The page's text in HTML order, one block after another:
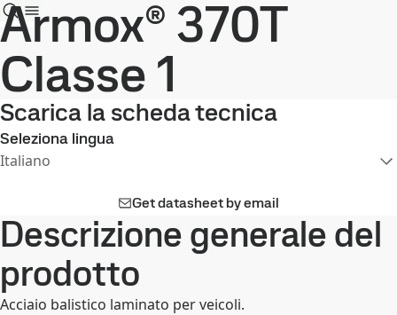
Armox® 370T
Classe 1
Scarica la scheda tecnica
Seleziona lingua
Italiano
Get datasheet by email
Descrizione generale del
prodotto
Acciaio balistico laminato per veicoli.